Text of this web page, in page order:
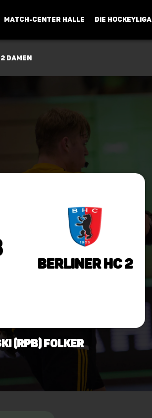
MATCH-CENTER HALLE DIE HOCKEYLIGA
Damen
Berliner HC 2
(RPB) Folker